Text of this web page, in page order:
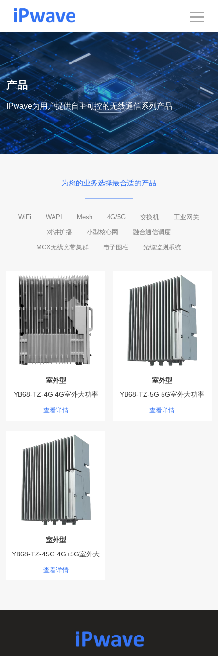
产品
IPwave为用户提供自主可控的无线通信系列产品
为您的业务选择最合适的产品
WiFi WAPI Mesh 4G/5G 交换机 工业网关
对讲扩播 小型核心网 融合通信调度
MCX无线宽带集群 电子围栏 光缆监测系统
室外型
YB68-TZ-4G 4G室外大功率
热点设备
查看详情
室外型
YB68-TZ-5G 5G室外大功率
热点设备
查看详情
室外型
YB68-TZ-45G 4G+5G室外大
功率热点设备
查看详情